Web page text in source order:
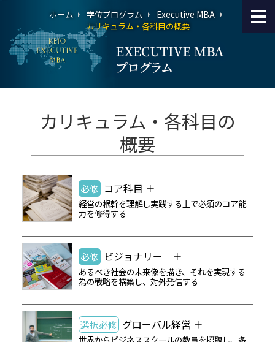
ホーム 学位プログラム
Executive MBA
カリキュラム・各科目の概要
カリキュラム・各科目の
概要
必修 コア科目 ＋
経営の根幹を理解し実践する上で必須のコア能
力を修得する
必修 ビジョナリー ＋
あるべき社会の未来像を描き、それを実現する
為の戦略を構築し、対外発信する
選択必修 グローバル経営 ＋
世界からビジネススクールの教員を招聘し、多